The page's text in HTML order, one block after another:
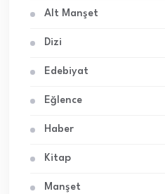
Alt Manşet
Dizi
Edebiyat
Eğlence
Haber
Kitap
Manşet